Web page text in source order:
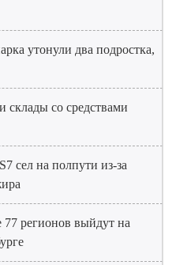
утонули два подростка,
склады со средствами
сел на полпути из-за
регионов выйдут на